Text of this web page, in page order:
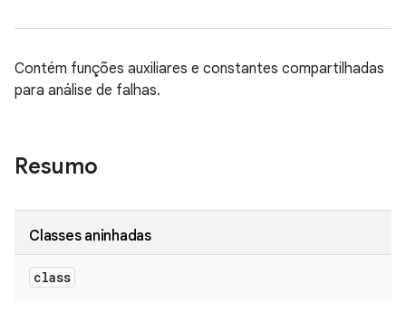
Contém funções auxiliares e constantes compartilhadas
para análise de falhas.
Resumo
Classes aninhadas
class